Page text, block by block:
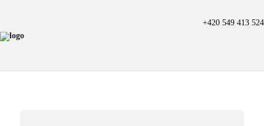
+420 549 413 524